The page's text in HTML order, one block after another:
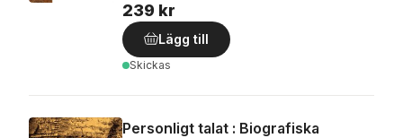
239 kr
Lägg till
Skickas
Personligt talat : Biografiska